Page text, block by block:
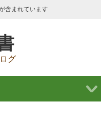
含まれています
グ